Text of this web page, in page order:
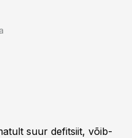
suur defitsiit, võib-